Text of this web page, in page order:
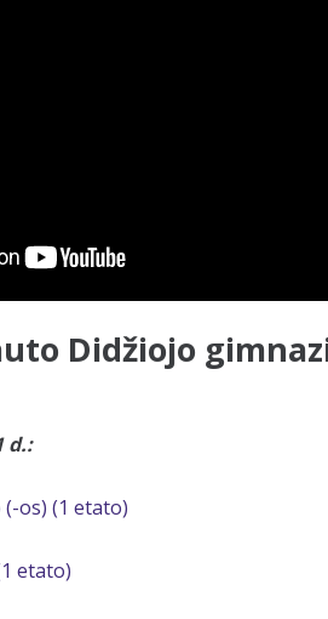
Didžiojo
d.:
os) (1 etato)
etato)